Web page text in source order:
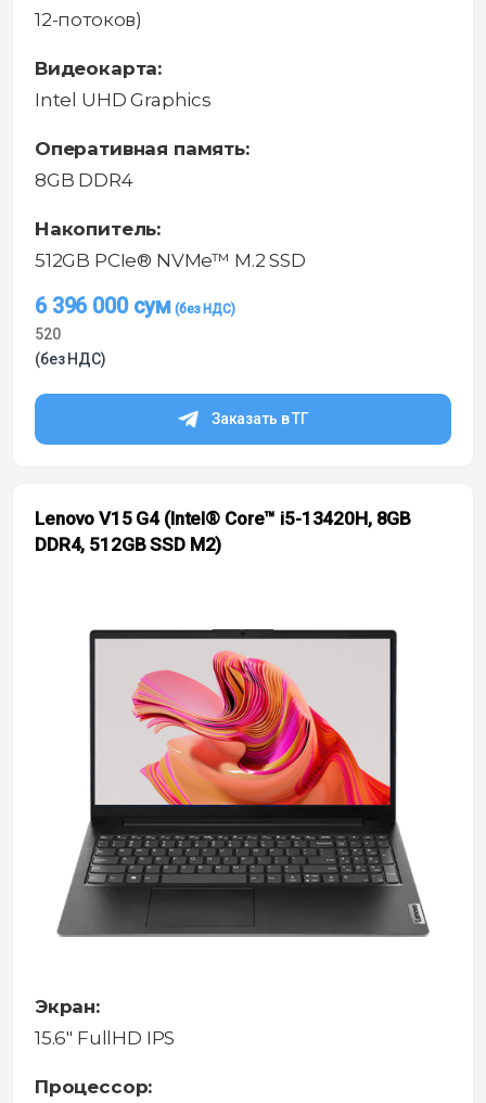
12-потоков)
Видеокарта:
Intel UHD Graphics
Оперативная память:
8GB DDR4
Накопитель:
512GB PCIe® NVMe™ M.2 SSD
6 396 000 сум
520
(без НДС)
Заказать в ТГ
Lenovo V15 G4 (Intel® Core™ i5-13420H, 8GB
DDR4, 512GB SSD M2)
Экран:
15.6" FullHD IPS
Процессор: